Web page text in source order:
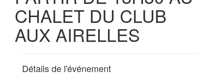
CHALET DU CLUB
AUX AIRELLES
Détails de l'événement